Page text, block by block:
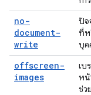
no-
document-
write
ปัจ
ที่ห
บุค
offscreen-
images
เบ
หน้
ช่ว